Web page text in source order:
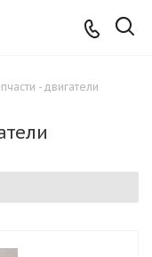
- двигатели